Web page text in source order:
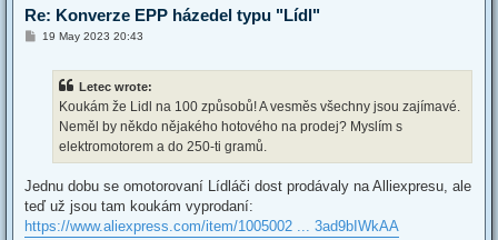
Re: Konverze EPP házedel typu "Lídl"
P19 May 2023 20:43
Letec wrote:
Koukám že Lidl na 100 způsobů! A vesměs všechny jsou zajímavé.
Neměl by někdo nějakého hotového na prodej? Myslím s
elektromotorem a do 250-ti gramů.
Jednu dobu se omotorovaní Lídláči dost prodávaly na Alliexpresu, ale
teď už jsou tam koukám vyprodaní:
https://www.aliexpress.com/item/1005002 ... 3ad9bIWkAA